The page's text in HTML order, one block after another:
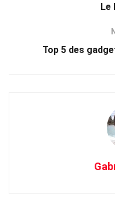
Le
Top 5 des